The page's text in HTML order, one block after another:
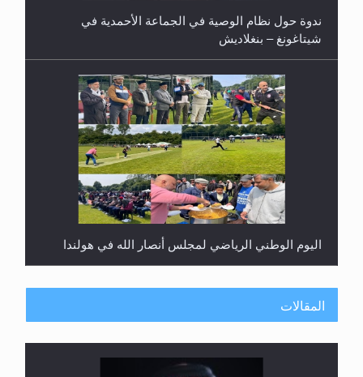
اليوم الوطني الرياضي لمجلس أنصار الله في هولندا
إتمام حفظ القرآن الكريم لثلاثة طلاب من مدرسة الحفظ
في غانا
المقالات